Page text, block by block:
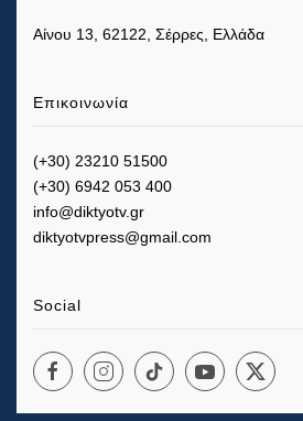
Αίνου 13, 62122, Σέρρες, Ελλάδα
Επικοινωνία
(+30) 23210 51500
(+30) 6942 053 400
info@diktyotv.gr
diktyotvpress@gmail.com
Social